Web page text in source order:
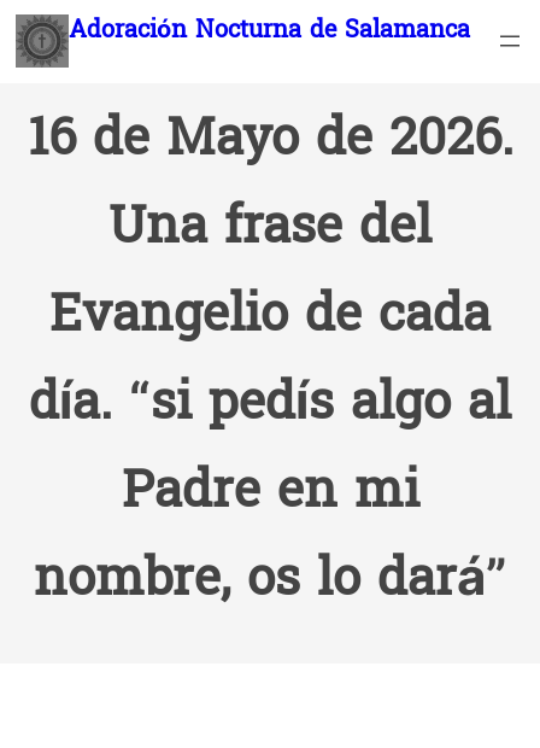
Saltar Adoración Nocturna de Salamanca
16 de Mayo de 2026.
Una frase del
Evangelio de cada
día. “si pedís algo al
Padre en mi
nombre, os lo dará”